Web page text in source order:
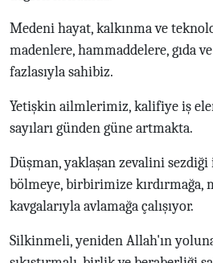
Medeni hayat, kalkınma ve
madenlere, hammaddelere, gıda
fazlasıyla sahibiz.
Yetişkin ailmlerimiz, kalifiye iş
sayıları günden güne artmakta.
Düşman, yaklaşan zevalini
bölmeye, birbirimize kırdırmağa,
kavgalarıyla avlamağa çalışıyor.
Silkinmeli, yeniden Allah'ın